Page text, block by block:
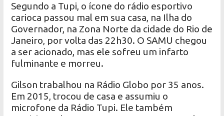
Segundo a Tupi, o ícone do rádio esportivo
carioca passou mal em sua casa, na Ilha do
Governador, na Zona Norte da cidade do Rio de
Janeiro, por volta das 22h30. O SAMU chegou
a ser acionado, mas ele sofreu um infarto
fulminante e morreu.
Gilson trabalhou na Rádio Globo por 35 anos.
Em 2015, trocou de casa e assumiu o
microfone da Rádio Tupi. Ele também